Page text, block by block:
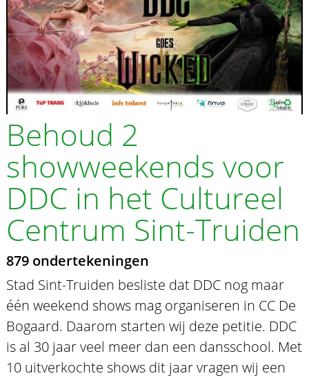
Behoud 2
showweekends voor
DDC in het Cultureel
Centrum Sint-Truiden
879 ondertekeningen
Stad Sint-Truiden besliste dat DDC nog maar
één weekend shows mag organiseren in CC De
Bogaard. Daarom starten wij deze petitie. DDC
is al 30 jaar veel meer dan een dansschool. Met
10 uitverkochte shows dit jaar vragen wij een